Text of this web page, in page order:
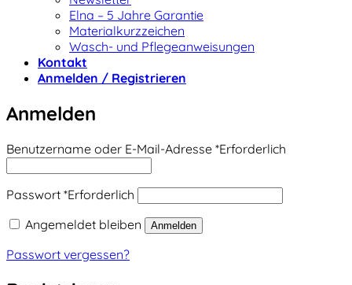
Elna – 5 Jahre Garantie
Materialkurzzeichen
Wasch- und Pflegeanweisungen
Kontakt
Anmelden / Registrieren
Anmelden
Benutzername oder E-Mail-Adresse *Erforderlich
Passwort *Erforderlich
Angemeldet bleiben
Anmelden
Passwort vergessen?